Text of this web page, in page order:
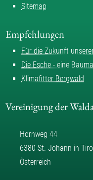
Sitemap
Empfehlungen
Für die Zukunft
Die Esche - eine
Klimafitter Bergwald
Vereinigung der
Hornweg 44
6380 St. Johann in
Österreich